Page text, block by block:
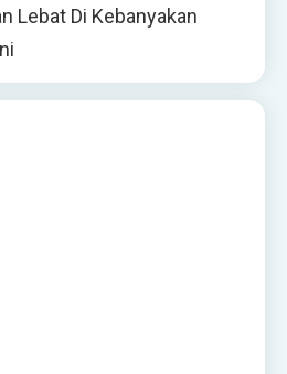
Lebat Di Kebanyakan